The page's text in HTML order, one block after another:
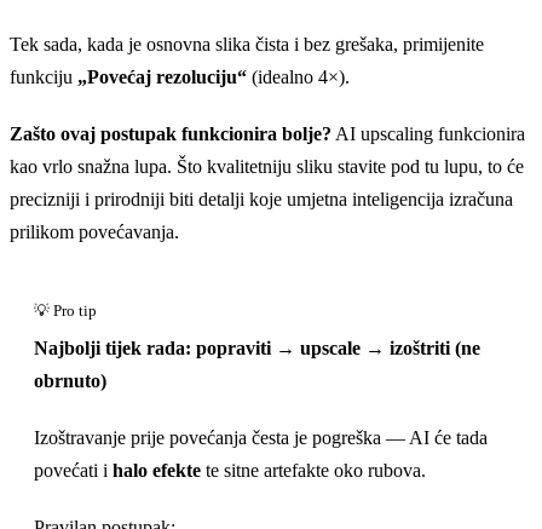
Tek sada, kada je osnovna slika čista i bez grešaka, primijenite
funkciju „Povećaj rezoluciju“ (idealno 4×).
Zašto ovaj postupak funkcionira bolje? AI upscaling funkcionira
kao vrlo snažna lupa. Što kvalitetniju sliku stavite pod tu lupu, to će
precizniji i prirodniji biti detalji koje umjetna inteligencija izračuna
prilikom povećavanja.
Najbolji tijek rada: popraviti → upscale → izoštriti (ne
obrnuto)
Izoštravanje prije povećanja česta je pogreška — AI će tada
povećati i halo efekte te sitne artefakte oko rubova.